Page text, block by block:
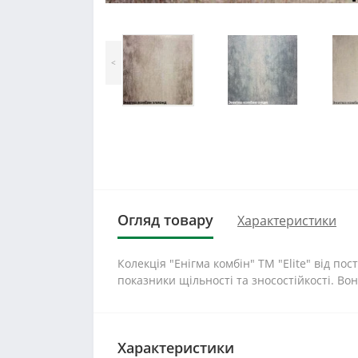
<
Огляд товару Характеристики
Колекція "Енігма комбін" ТМ "Elite" від
показники щільності та зносостійкості.
Характеристики